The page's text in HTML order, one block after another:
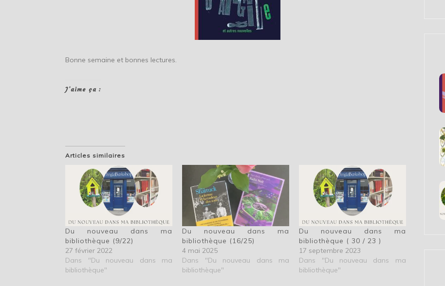
Bonne semaine et bonnes lectures.
J’aime ça :
Articles similaires
Du nouveau dans ma
bibliothèque (9/22)
27 février 2022
Dans "Du nouveau dans ma
bibliothèque"
Du nouveau dans ma
bibliothèque (16/25)
4 mai 2025
Dans "Du nouveau dans ma
bibliothèque"
Du nouveau dans ma
bibliothèque ( 30 / 23 )
17 septembre 2023
Dans "Du nouveau dans ma
bibliothèque"